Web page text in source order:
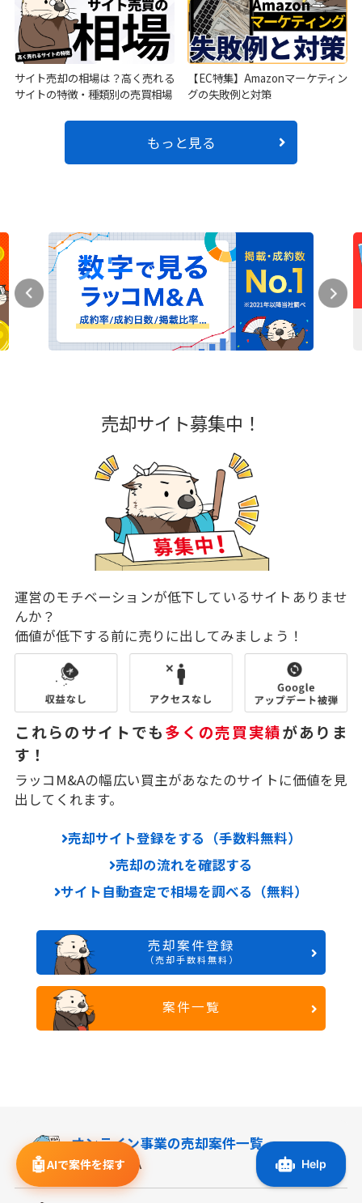
サイト売却の相場は？高く売れる
サイトの特徴・種類別の売買相場
【EC特集】Amazonマーケティン
グの失敗例と対策
もっと見る
売却サイト募集中！
運営のモチベーションが低下しているサイトありませ
んか？
価値が低下する前に売りに出してみましょう！
これらのサイトでも多くの売買実績がありま
す！
ラッコM&Aの幅広い買主があなたのサイトに価値を見
出してくれます。
売却サイト登録をする（手数料無料）
売却の流れを確認する
サイト自動査定で相場を調べる（無料）
売却案件登録
（売却手数料無料）
案件一覧
🤖AIで案件を探す
オンライン事業の売却案件一覧
ラッコM&A